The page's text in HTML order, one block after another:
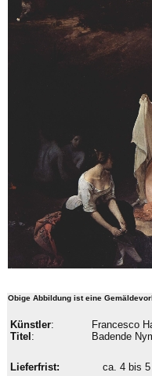
Obige Abbildung ist eine
Künstler:
Titel :
Francesco
Badende
Lieferfrist: ca. 4 bis